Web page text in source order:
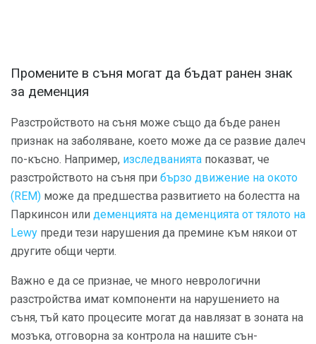
Промените в съня могат да бъдат ранен знак
за деменция
Разстройството на съня може също да бъде ранен
признак на заболяване, което може да се развие далеч
по-късно. Например, изследванията показват, че
разстройството на съня при бързо движение на окото
(REM) може да предшества развитието на болестта на
Паркинсон или деменцията на деменцията от тялото на
Lewy преди тези нарушения да премине към някои от
другите общи черти.
Важно е да се признае, че много неврологични
разстройства имат компоненти на нарушението на
съня, тъй като процесите могат да навлязат в зоната на
мозъка, отговорна за контрола на нашите сън-